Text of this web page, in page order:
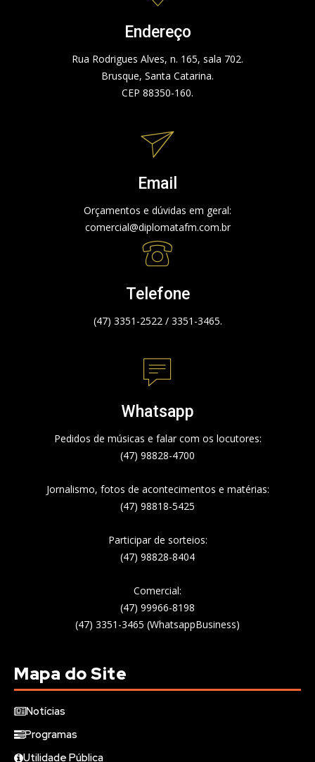
Endereço
Rua Rodrigues Alves, n. 165, sala 702.
Brusque, Santa Catarina.
CEP 88350-160.
Email
Orçamentos e dúvidas em geral:
comercial@diplomatafm.com.br
Telefone
(47) 3351-2522 / 3351-3465.
Whatsapp
Pedidos de músicas e falar com os locutores:
(47) 98828-4700
Jornalismo, fotos de acontecimentos e matérias:
(47) 98818-5425
Participar de sorteios:
(47) 98828-8404
Comercial:
(47) 99966-8198
(47) 3351-3465 (WhatsappBusiness)
Mapa do Site
Notícias
Programas
Utilidade Pública